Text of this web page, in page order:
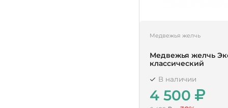
Медвежья желчь
Медвежья желчь
классический
В наличии
4 500